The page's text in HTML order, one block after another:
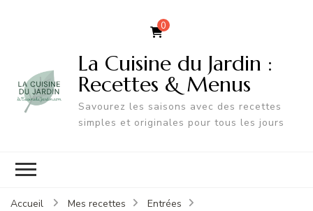
0
La Cuisine du Jardin :
Recettes & Menus
Savourez les saisons avec des recettes
simples et originales pour tous les jours
Accueil Mes recettes
Entrées